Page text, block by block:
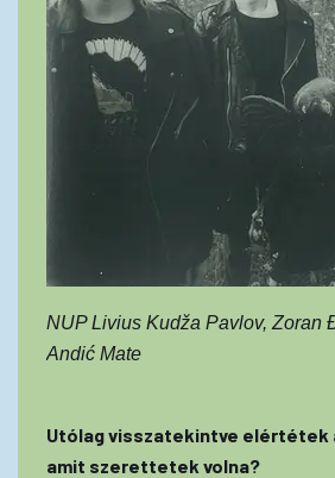
NUP Livius Kudža Pavlov, Zoran
Andić Mate
Utólag visszatekintve elértétek
amit szerettetek volna?